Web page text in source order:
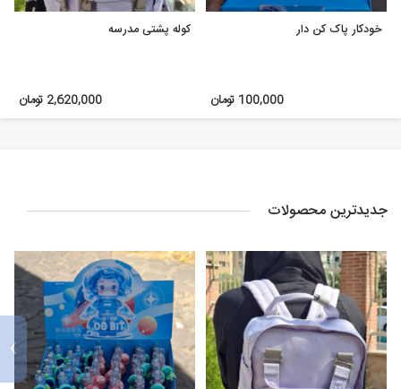
خودکار پاک کن دار
100,000 تومان
کوله پشتی مدرسه
2,620,000 تومان
جدیدترین محصولات
›